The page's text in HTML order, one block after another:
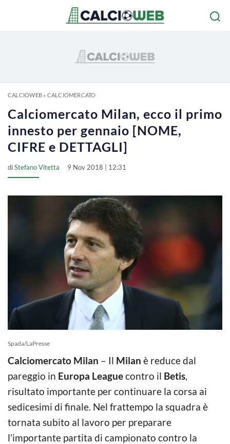
CALCIOWEB» CALCIOMERCATO
Calciomercato Milan, ecco il primo
innesto per gennaio [NOME,
CIFRE e DETTAGLI]
diStefano Vitetta 9 Nov 2018 | 12:31
Spada/LaPresse
Calciomercato Milan – Il Milan è reduce dal
pareggio in Europa Leaguecontro il Betis,
risultato importante per continuare la corsa ai
sedicesimi di finale. Nel frattempo la squadra è
tornata subito al lavoro per preparare
l’importante partita di campionato contro la